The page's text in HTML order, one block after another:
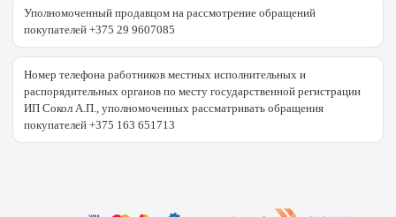
Уполномоченный продавцом на рассмотрение обращений
покупателей +375 29 9607085
Номер телефона работников местных исполнительных и
распорядительных органов по месту государственной регистрации
ИП Сокол А.П., уполномоченных рассматривать обращения
покупателей +375 163 651713